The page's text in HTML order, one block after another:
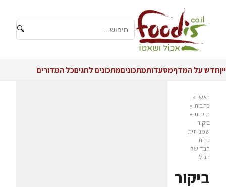
🔍
ייןחדש על המדףמסעדותמתכוניםמתכונים לחגיםכל המדורים
ראשי »
כתבות »
תיירות »
ביקור
שמני זית
בבית
הבד של
הגולן
ביקור